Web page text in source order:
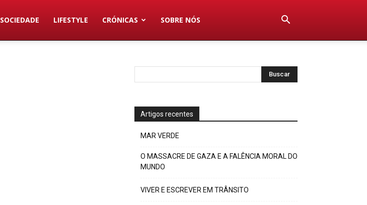
SOCIEDADE LIFESTYLE CRÓNICAS SOBRE NÓS
Artigos recentes
MAR VERDE
O MASSACRE DE GAZA E A FALÊNCIA MORAL DO
MUNDO
VIVER E ESCREVER EM TRÂNSITO